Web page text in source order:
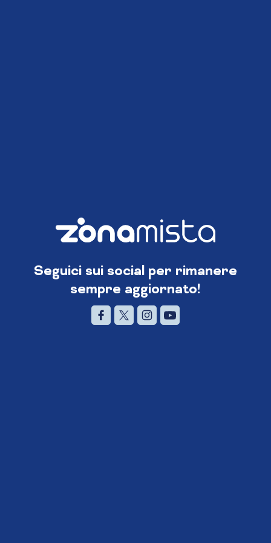
Seguici sui social per rimanere
sempre aggiornato!